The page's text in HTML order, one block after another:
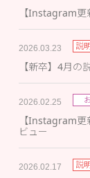
【Instagram
2026.03.23 説
【新卒】4月の
2026.02.25
【Instagram
ビュー
2026.02.17 説